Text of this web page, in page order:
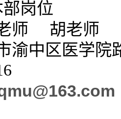
岗位
师
胡老师
渝中区医学